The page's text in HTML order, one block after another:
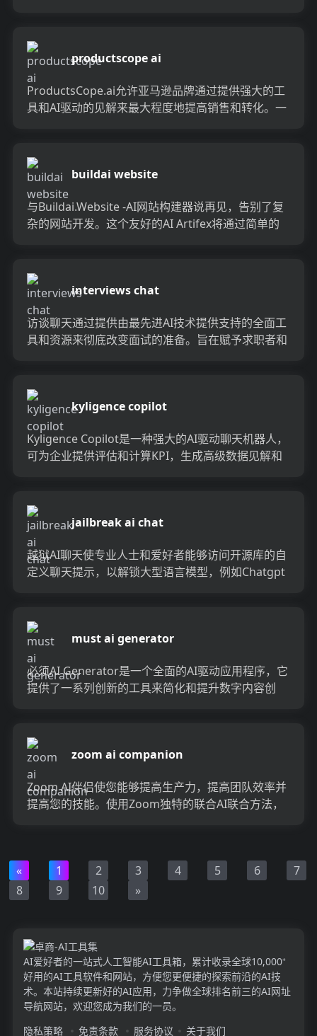
productscope ai
ProductsCope.ai允许亚马逊品牌通过提供强大的工
具和AI驱动的见解来最大程度地提高销售和转化。一
buildai website
与Buildai.Website -AI网站构建器说再见，告别了复
杂的网站开发。这个友好的AI Artifex将通过简单的
interviews chat
访谈聊天通过提供由最先进AI技术提供支持的全面工
具和资源来彻底改变面试的准备。旨在赋予求职者和
kyligence copilot
Kyligence Copilot是一种强大的AI驱动聊天机器人，
可为企业提供评估和计算KPI，生成高级数据见解和
jailbreak ai chat
越狱AI聊天使专业人士和爱好者能够访问开源库的自
定义聊天提示，以解锁大型语言模型，例如Chatgpt
must ai generator
必须AI Generator是一个全面的AI驱动应用程序，它
提供了一系列创新的工具来简化和提升数字内容创
zoom ai companion
Zoom AI伴侣使您能够提高生产力，提高团队效率并
提高您的技能。使用Zoom独特的联合AI联合方法，
« 1 2 3 4 5 6
7
8
9 10 »
AI爱好者的一站式人工智能AI工具箱，累计收录全球10,000⁺
好用的AI工具软件和网站，方便您更便捷的探索前沿的AI技
术。本站持续更新好的AI应用，力争做全球排名前三的AI网址
导航网站，欢迎您成为我们的一员。
隐私策略
免责条款 服务协议 关于我们